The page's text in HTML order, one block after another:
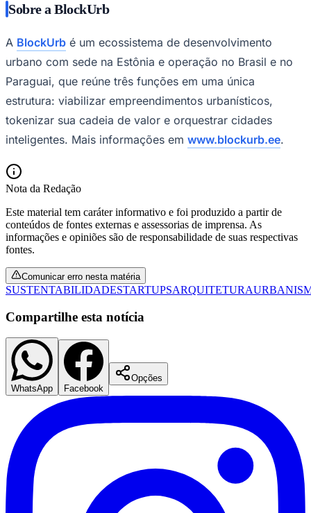
Flamengo
Sobre a BlockUrb
A BlockUrb é um ecossistema de desenvolvimento
urbano com sede na Estônia e operação no Brasil e no
Paraguai, que reúne três funções em uma única
estrutura: viabilizar empreendimentos urbanísticos,
tokenizar sua cadeia de valor e orquestrar cidades
inteligentes. Mais informações em www.blockurb.ee.
Nota da Redação
Este material tem caráter informativo e foi produzido a partir de
conteúdos de fontes externas e assessorias de imprensa. As
informações e opiniões são de responsabilidade de suas respectivas
fontes.
Comunicar erro nesta matéria
SUSTENTABILIDADESTARTUPSARQUITETURA
Compartilhe esta notícia
WhatsApp Facebook
Opções